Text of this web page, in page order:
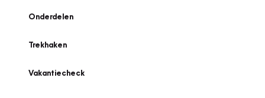
Onderdelen
Trekhaken
Vakantiecheck